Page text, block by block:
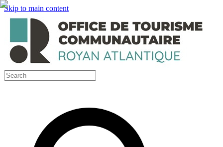
Skip to main content